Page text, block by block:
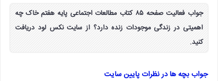
جواب فعالیت صفحه ۸۵ کتاب مطالعات اجتماعی پایه هفتم خاک چه
اهمیتی در زندگی موجودات زنده دارد؟ از سایت نکس لود دریافت
کنید.
جواب بچه ها در نظرات پایین سایت